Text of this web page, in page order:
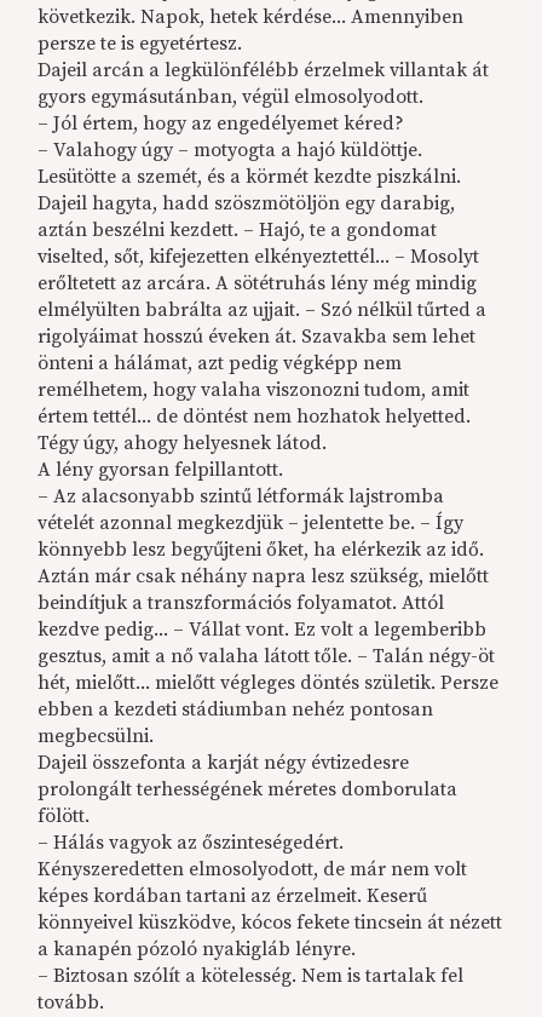
következik. Napok, hetek kérdése... Amennyiben
persze te is egyetértesz.
Dajeil arcán a legkülönfélébb érzelmek villantak át
gyors egymásutánban, végül elmosolyodott.
– Jól értem, hogy az engedélyemet kéred?
– Valahogy úgy – motyogta a hajó küldöttje.
Lesütötte a szemét, és a körmét kezdte piszkálni.
Dajeil hagyta, hadd szöszmötöljön egy darabig,
aztán beszélni kezdett. – Hajó, te a gondomat
viselted, sőt, kifejezetten elkényeztettél... – Mosolyt
erőltetett az arcára. A sötétruhás lény még mindig
elmélyülten babrálta az ujjait. – Szó nélkül tűrted a
rigolyáimat hosszú éveken át. Szavakba sem lehet
önteni a hálámat, azt pedig végképp nem
remélhetem, hogy valaha viszonozni tudom, amit
értem tettél... de döntést nem hozhatok helyetted.
Tégy úgy, ahogy helyesnek látod.
A lény gyorsan felpillantott.
– Az alacsonyabb szintű létformák lajstromba
vételét azonnal megkezdjük – jelentette be. – Így
könnyebb lesz begyűjteni őket, ha elérkezik az idő.
Aztán már csak néhány napra lesz szükség, mielőtt
beindítjuk a transzformációs folyamatot. Attól
kezdve pedig... – Vállat vont. Ez volt a legemberibb
gesztus, amit a nő valaha látott tőle. – Talán négy-öt
hét, mielőtt... mielőtt végleges döntés születik. Persze
ebben a kezdeti stádiumban nehéz pontosan
megbecsülni.
Dajeil összefonta a karját négy évtizedesre
prolongált terhességének méretes domborulata
fölött.
– Hálás vagyok az őszinteségedért.
Kényszeredetten elmosolyodott, de már nem volt
képes kordában tartani az érzelmeit. Keserű
könnyeivel küszködve, kócos fekete tincsein át nézett
a kanapén pózoló nyakigláb lényre.
– Biztosan szólít a kötelesség. Nem is tartalak fel
tovább.